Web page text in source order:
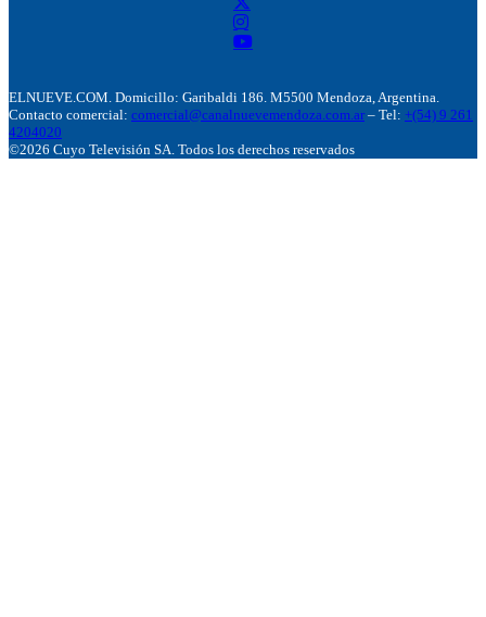
ELNUEVE.COM. Domicillo: Garibaldi 186. M5500 Mendoza, Argentina.
Contacto comercial: comercial@canalnuevemendoza.com.ar – Tel: +(54) 9 261
4204020
©2026 Cuyo Televisión SA. Todos los derechos reservados